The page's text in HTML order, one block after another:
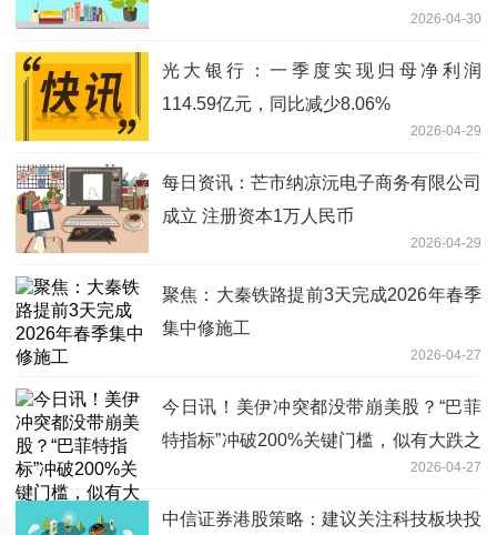
2026-04-30
光大银行：一季度实现归母净利润
114.59亿元，同比减少8.06%
2026-04-29
每日资讯：芒市纳凉沅电子商务有限公司
成立 注册资本1万人民币
2026-04-29
聚焦：大秦铁路提前3天完成2026年春季
集中修施工
2026-04-27
今日讯！美伊冲突都没带崩美股？“巴菲
特指标”冲破200%关键门槛，似有大跌之
2026-04-27
中信证券港股策略：建议关注科技板块投